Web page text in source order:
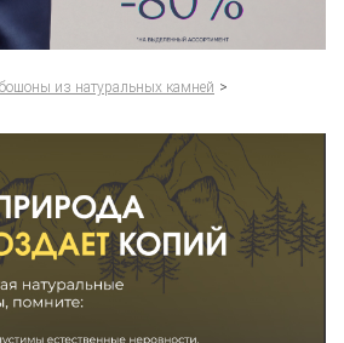
из натуральных камней >